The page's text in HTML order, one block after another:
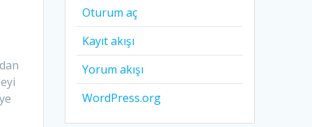
Oturum aç
Kayıt akışı
Yorum akışı
WordPress.org